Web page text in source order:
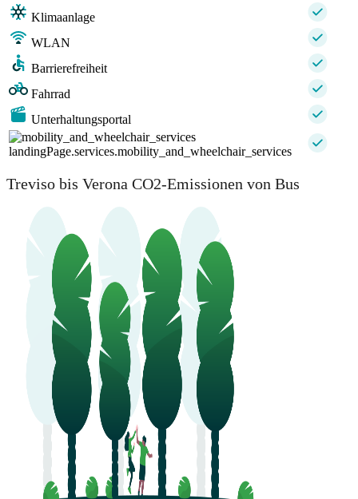
Klimaanlage
WLAN
Barrierefreiheit
Fahrrad
Unterhaltungsportal
landingPage.services.mobility_and_wheelchair_services
Treviso bis Verona CO2-Emissionen von Bus